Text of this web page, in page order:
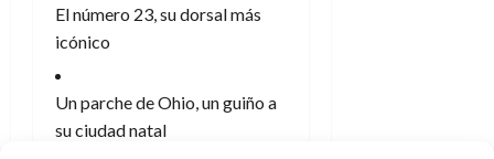
El número 23, su dorsal más
icónico
Un parche de Ohio, un guiño a
su ciudad natal